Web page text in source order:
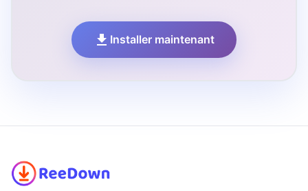
Installer maintenant